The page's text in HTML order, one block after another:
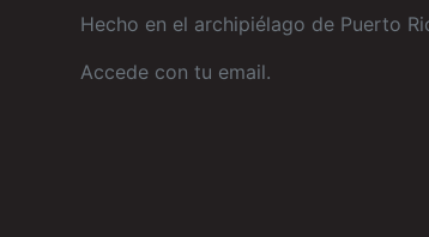
Hecho en el archipiélago de Puerto
Accede con tu email.